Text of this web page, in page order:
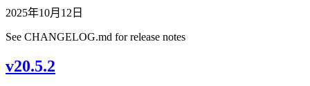
2025年10月12日
See CHANGELOG.md for release notes
v20.5.2